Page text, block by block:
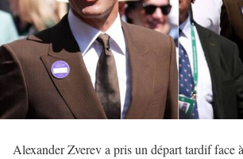
Alexander Zverev a pris un départ tardif face